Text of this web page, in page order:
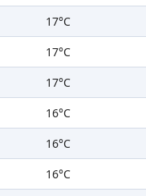
17°C
17°C
17°C
16°C
16°C
16°C